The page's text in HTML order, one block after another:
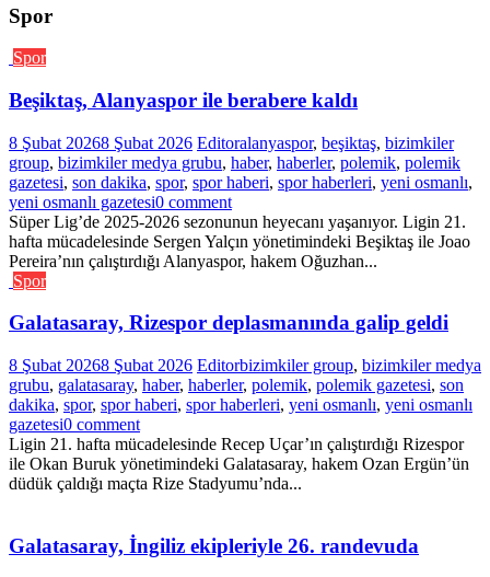
Spor
Spor
Beşiktaş, Alanyaspor ile berabere kaldı
8 Şubat 20268 Şubat 2026 Editoralanyaspor, beşiktaş, bizimkiler
group, bizimkiler medya grubu, haber, haberler, polemik, polemik
gazetesi, son dakika, spor, spor haberi, spor haberleri, yeni osmanlı,
yeni osmanlı gazetesi0 comment
Süper Lig’de 2025-2026 sezonunun heyecanı yaşanıyor. Ligin 21.
hafta mücadelesinde Sergen Yalçın yönetimindeki Beşiktaş ile Joao
Pereira’nın çalıştırdığı Alanyaspor, hakem Oğuzhan...
Spor
Galatasaray, Rizespor deplasmanında galip geldi
8 Şubat 20268 Şubat 2026 Editorbizimkiler group, bizimkiler medya
grubu, galatasaray, haber, haberler, polemik, polemik gazetesi, son
dakika, spor, spor haberi, spor haberleri, yeni osmanlı, yeni osmanlı
gazetesi0 comment
Ligin 21. hafta mücadelesinde Recep Uçar’ın çalıştırdığı Rizespor
ile Okan Buruk yönetimindeki Galatasaray, hakem Ozan Ergün’ün
düdük çaldığı maçta Rize Stadyumu’nda...
Galatasaray, İngiliz ekipleriyle 26. randevuda